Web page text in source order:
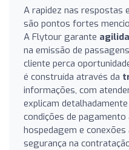
A rapidez nas respostas
são pontos fortes
A Flytour garante
na emissão de
cliente perca
é construída através da
informações, com
explicam
condições de
hospedagem e
segurança na